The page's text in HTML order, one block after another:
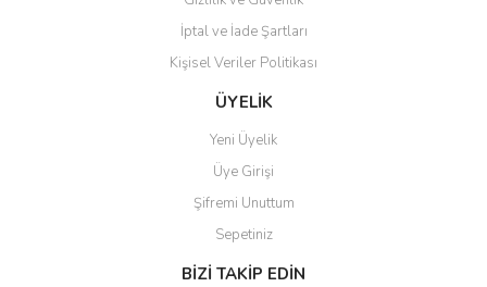
Gönder
İptal ve İade Şartları
Kişisel Veriler Politikası
ÜYELİK
Yeni Üyelik
Üye Girişi
Şifremi Unuttum
Sepetiniz
BİZİ TAKİP EDİN